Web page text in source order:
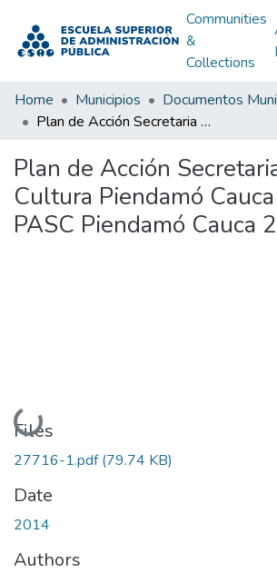
Communities
&
Collections
Home Municipios
Documentos
Plan de Acción Secretaria de Cultura Piendamó Cauca 2014: PASC Piendamó Cauca 2014
Plan de Acción
Cultura Piendamó
PASC Piendamó Cauca
Loading...
Files
27716-1.pdf(79.74 KB)
Date
2014
Authors